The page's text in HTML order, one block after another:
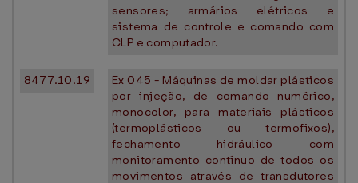
sensores; armários elétricos e
sistema de controle e comando com
CLP e computador.
8477.10.19
Ex 045 - Máquinas de moldar plásticos
por injeção, de comando numérico,
monocolor, para materiais plásticos
(termoplásticos ou termofixos),
fechamento hidráulico com
monitoramento contínuo de todos os
movimentos através de transdutores